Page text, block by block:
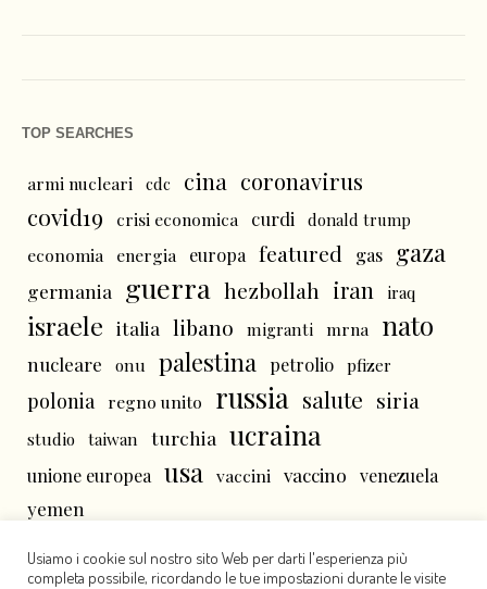
TOP SEARCHES
armi nucleari cdc cina coronavirus
covid19 crisi economica curdi donald trump
economia energia europa featured gas gaza
germania guerra hezbollah iran iraq
israele italia libano migranti mrna nato
nucleare onu palestina petrolio pfizer
polonia regno unito russia salute siria
studio taiwan turchia ucraina
unione europea usa vaccini vaccino venezuela
yemen
Usiamo i cookie sul nostro sito Web per darti l'esperienza più
completa possibile, ricordando le tue impostazioni durante le visite